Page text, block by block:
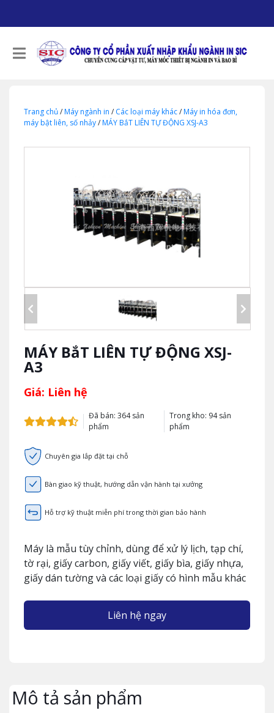
Trang chủ/Máy ngành in / Các loại máy khác/Máy in hóa đơn,
máy bật liên, số nhảy/MÁY BắT LIÊN TỰ ĐỘNG XSJ-A3
MÁY BắT LIÊN TỰ ĐỘNG XSJ-
A3
Giá: Liên hệ
Đã bán: 364 sản
phẩm
Trong kho: 94 sản
phẩm
Chuyên gia lắp đặt tại chỗ
Bàn giao kỹ thuật, hướng dẫn vận hành tại xưởng
Hỗ trợ kỹ thuật miễn phí trong thời gian bảo hành
Máy là mẫu tùy chỉnh, dùng để xử lý lịch, tạp chí,
tờ rại, giấy carbon, giấy viết, giấy bìa, giấy nhựa,
giấy dán tường và các loại giấy có hình mẫu khác
Liên hệ ngay
Mô tả sản phẩm